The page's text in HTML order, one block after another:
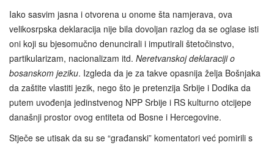
Iako sasvim jasna i otvorena u onome šta namjerava, ova
velikosrpska deklaracija nije bila dovoljan razlog da se oglase isti
oni koji su bjesomučno denuncirali i imputirali štetočinstvo,
partikularizam, nacionalizam itd. Neretvanskoj deklaraciji o
bosanskom jeziku. Izgleda da je za takve opasnija želja Bošnjaka
da zaštite vlastiti jezik, nego što je pretenzija Srbije i Dodika da
putem uvođenja jedinstvenog NPP Srbije i RS kulturno otcijepe
današnji prostor ovog entiteta od Bosne i Hercegovine.
Stječe se utisak da su se “građanski” komentatori već pomirili s